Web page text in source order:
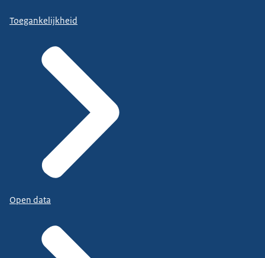
Toegankelijkheid
Open data